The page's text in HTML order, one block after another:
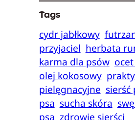
Tags
cydr jabłkowy
przyjaciel herbata
karma dla psów
olej kokosowy
pielęgnacyjne sierść
psa sucha skóra
psa zdrowie sierści